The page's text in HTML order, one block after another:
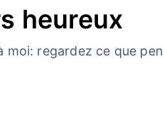
heureux
moi: regardez ce que